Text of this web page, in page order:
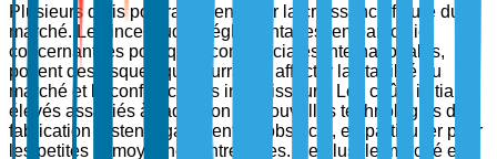
Plusieurs défis pourraient entraver la croissance future du
marché. Les incertitudes réglementaires, en particulier
concernant les politiques commerciales internationales,
posent des risques qui pourraient affecter la stabilité du
marché et la confiance des investisseurs. Les coûts initiaux
élevés associés à l'adoption de nouvelles technologies de
fabrication restent également un obstacle, en particulier pour
les petites et moyennes entreprises. De plus, le marché est